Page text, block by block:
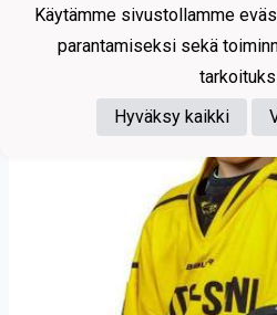
Käytämme sivustollamme
parantamiseksi sekä
Hyväksy kaikki